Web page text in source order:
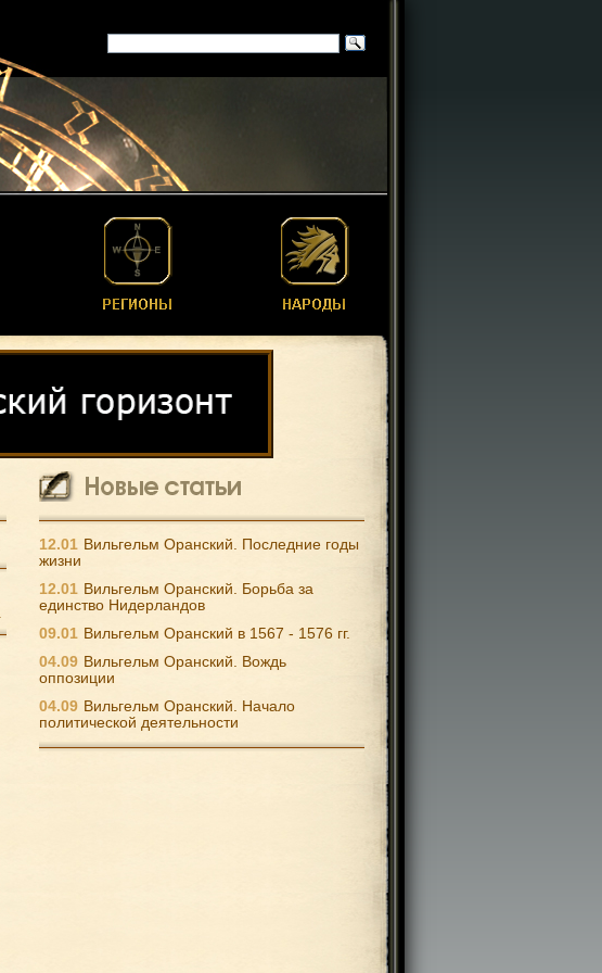
12.01 Вильгельм Оранский. Последние годы
жизни
12.01 Вильгельм Оранский. Борьба за
единство Нидерландов
09.01 Вильгельм Оранский в 1567 - 1576 гг.
04.09 Вильгельм Оранский. Вождь
оппозиции
04.09 Вильгельм Оранский. Начало
политической деятельности